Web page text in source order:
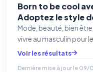
Born to be cool
Adoptez le style
plaire
Mode, beauté, bien
vivre au masculin pour
Voir les résultats
Dernière mise à jour le 09/